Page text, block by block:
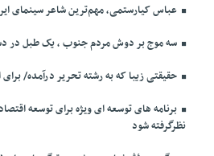
عباس کیارستمی، مهم‌ترین شاعر سینمای
سه موج بر دوش مردم جنوب ، یک طبل در
حقیقتی زیبا که به رشته تحریر درآمده/ برای
برنامه های توسعه ای ویژه برای توسعه
نظرگرفته شود